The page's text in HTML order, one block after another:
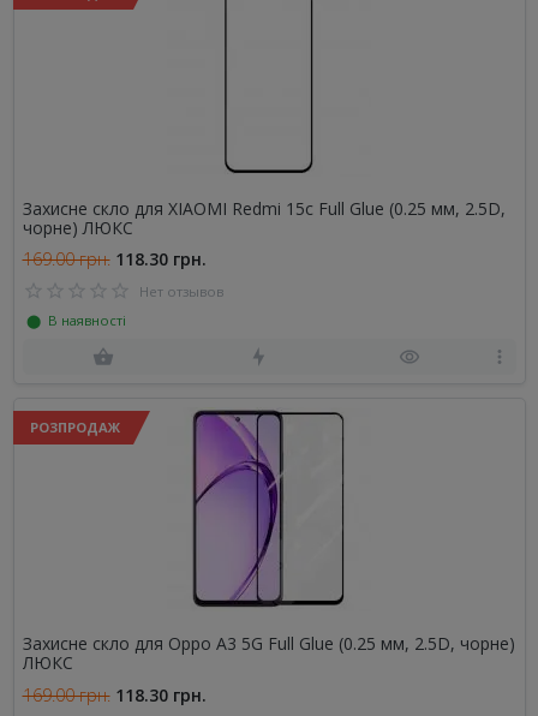
Захисне скло для XIAOMI Redmi 15c Full Glue (0.25 мм, 2.5D,
чорне) ЛЮКС
169.00 грн. 118.30 грн.
Нет отзывов
⬤ В наявності
РОЗПРОДАЖ
Захисне скло для Oppo A3 5G Full Glue (0.25 мм, 2.5D, чорне)
ЛЮКС
169.00 грн. 118.30 грн.